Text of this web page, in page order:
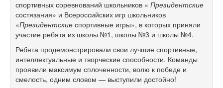
спортивных соревнований школьников « Президентские
состязания» и Всероссийских игр школьников
«Президентские спортивные игры», в которых приняли
участие ребята из школы №1, школы №3 и школы №4.
Ребята продемонстрировали свои лучшие спортивные,
интеллектуальные и творческие способности. Команды
проявили максимум сплоченности, волю к победе и
смелость, одним словом — выступили достойно!